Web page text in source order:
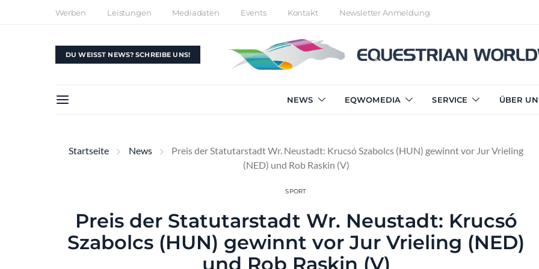
Werben Leistungen Mediadaten Events Kontakt Newsletter Anmeldung
DU WEISST NEWS? SCHREIBE UNS!
NEWS EQWOMEDIA SERVICE ÜBER
Startseite News
Preis der Statutarstadt Wr. Neustadt: Krucsó Szabolcs (HUN) gewinnt vor Jur Vrieling
(NED) und Rob Raskin (V)
SPORT
Preis der Statutarstadt Wr. Neustadt: Krucsó
Szabolcs (HUN) gewinnt vor Jur Vrieling (NED)
und Rob Raskin (V)